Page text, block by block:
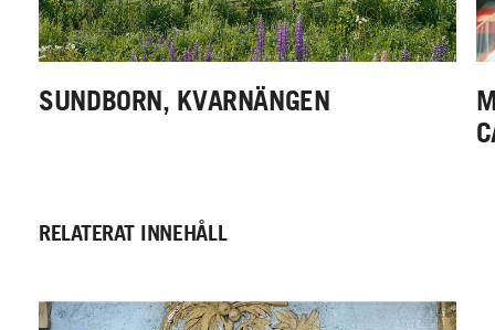
SUNDBORN, KVARNÄNGEN
RELATERAT INNEHÅLL